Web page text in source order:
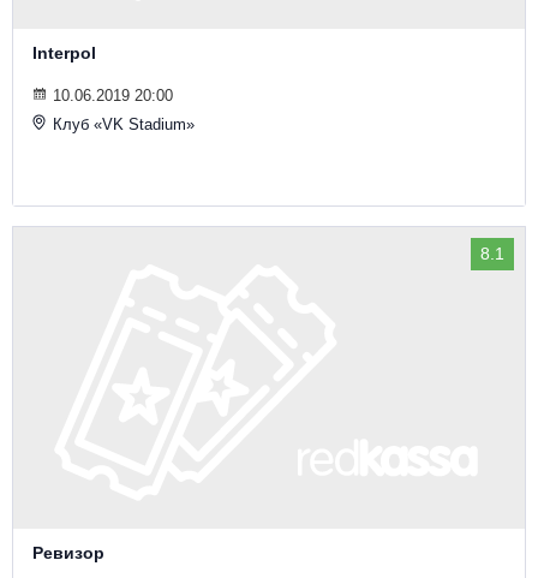
Interpol
10.06.2019 20:00
Клуб «VK Stadium»
8.1
Ревизор